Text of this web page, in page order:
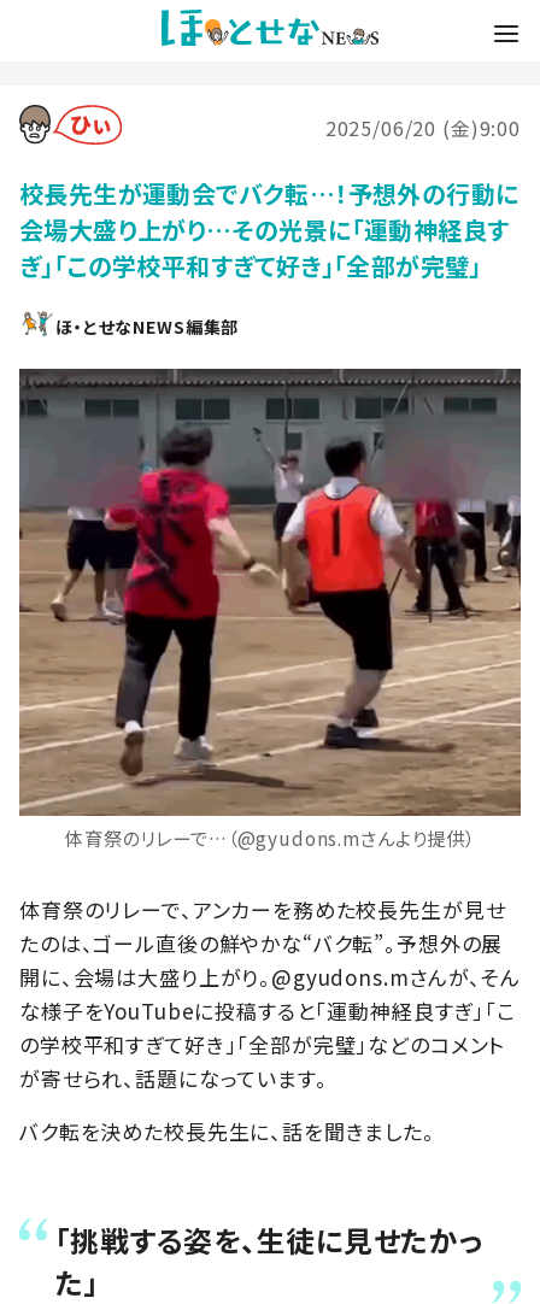
2025/06/20 (金)9:00
校長先生が運動会でバク転…！予想外の行動に
会場大盛り上がり…その光景に「運動神経良す
ぎ」「この学校平和すぎて好き」「全部が完璧」
ほ・とせなNEWS編集部
体育祭のリレーで…（@gyudons.mさんより提供）
体育祭のリレーで、アンカーを務めた校長先生が見せ
たのは、ゴール直後の鮮やかな“バク転”。予想外の展
開に、会場は大盛り上がり。@gyudons.mさんが、そん
な様子をYouTubeに投稿すると「運動神経良すぎ」「こ
の学校平和すぎて好き」「全部が完璧」などのコメント
が寄せられ、話題になっています。
バク転を決めた校長先生に、話を聞きました。
「挑戦する姿を、生徒に見せたかっ
た」